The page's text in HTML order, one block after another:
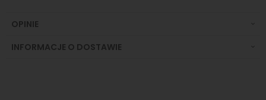
OPINIE
INFORMACJE O DOSTAWIE